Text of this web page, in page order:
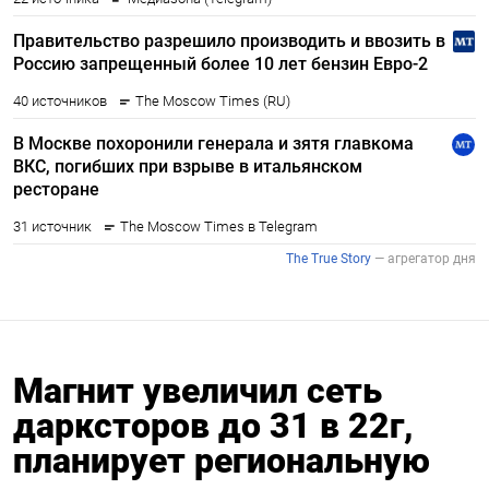
Магнит увеличил сеть
дарксторов до 31 в 22г,
планирует региональную